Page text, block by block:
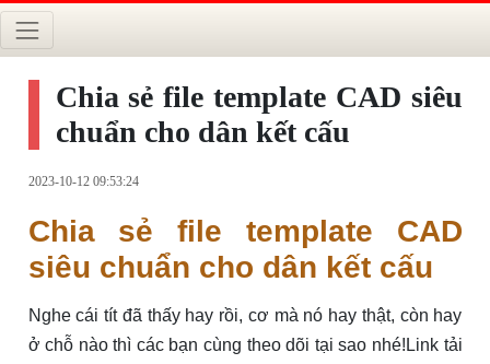
Chia sẻ file template CAD siêu
chuẩn cho dân kết cấu
2023-10-12 09:53:24
Chia sẻ file template CAD
siêu chuẩn cho dân kết cấu
Nghe cái tít đã thấy hay rồi, cơ mà nó hay thật, còn hay
ở chỗ nào thì các bạn cùng theo dõi tại sao nhé!Link tải